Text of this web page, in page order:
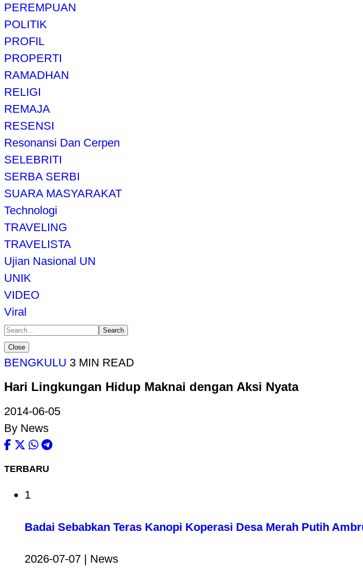
PEREMPUAN
POLITIK
PROFIL
PROPERTI
RAMADHAN
RELIGI
REMAJA
RESENSI
Resonansi Dan Cerpen
SELEBRITI
SERBA SERBI
SUARA MASYARAKAT
Technologi
TRAVELING
TRAVELISTA
Ujian Nasional UN
UNIK
VIDEO
Viral
Search
Close
BENGKULU 3 MIN READ
Hari Lingkungan Hidup Maknai dengan Aksi Nyata
2014-06-05
By News
TERBARU
1
Badai Sebabkan Teras Kanopi Koperasi Desa Merah Putih
2026-07-07 | News